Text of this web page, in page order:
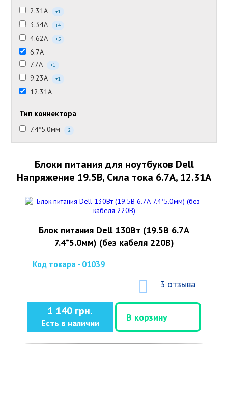
2.31А +1
3.34А +4
4.62А +5
6.7А
7.7А
+1
9.23А +1
12.31А
Тип коннектора
7.4*5.0мм 2
Блоки питания для ноутбуков Dell
Напряжение 19.5В, Сила тока 6.7А, 12.31А
Блок питания Dell 130Вт (19.5В 6.7А
7.4*5.0мм) (без кабеля 220В)
Код товара - 01039
3 отзыва
1 140 грн.
Есть в наличии
В корзину